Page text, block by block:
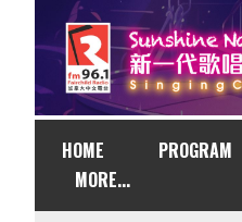
HOME PROGRAM
MORE...